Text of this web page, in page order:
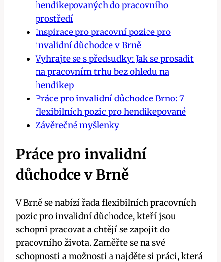
hendikepovaných do pracovního
prostředí
Inspirace pro pracovní pozice pro
invalidní důchodce v Brně
Vyhrajte se s předsudky: Jak se prosadit
na pracovním trhu bez ohledu na
hendikep
Práce pro invalidní důchodce Brno: 7
flexibilních pozic pro hendikepované
Závěrečné myšlenky
Práce pro invalidní
důchodce v Brně
V Brně se nabízí řada flexibilních pracovních
pozic pro invalidní důchodce, kteří jsou
schopni pracovat a chtějí se zapojit do
pracovního života. Zaměřte se na své
schopnosti a možnosti a najděte si práci, která